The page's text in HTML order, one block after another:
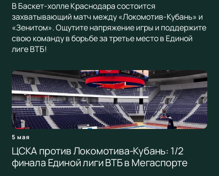
В Баскет-холле Краснодара состоится
захватывающий матч между «Локомотив-Кубань» и
«Зенитом». Ощутите напряжение игры и поддержите
свою команду в борьбе за третье место в Единой
лиге ВТБ!
5 мая
ЦСКА против Локомотива-Кубань: 1/2
финала Единой лиги ВТБ в Мегаспорте